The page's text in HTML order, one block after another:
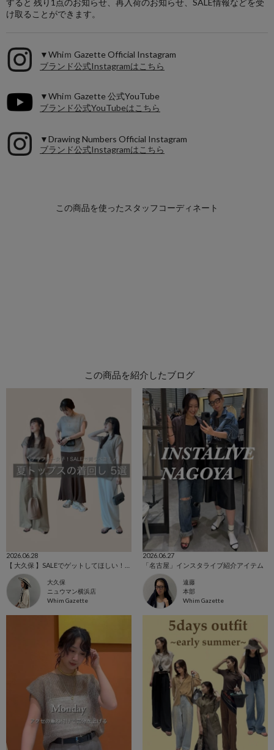
すると 残り1点のお知らせ、再入荷のお知らせ、SALE情報などを受
け取ることができます。
▼Whiｍ Gazette Official Instagram
ブランド公式Instagramはこちら
▼Whiｍ Gazette 公式YouTube
ブランド公式YouTubeはこちら
▼Drawing Numbers Official Instagram
ブランド公式Instagramはこちら
この商品を紹介したブログ
2026.06.28
大久保
ニュウマン横浜店
Whim Gazette
2026.06.27
「名古屋」インスタライブ紹介アイテム
遠藤
本部
Whim Gazette